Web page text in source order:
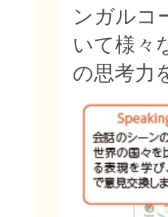
ンガルコ
いて様々
の思考力